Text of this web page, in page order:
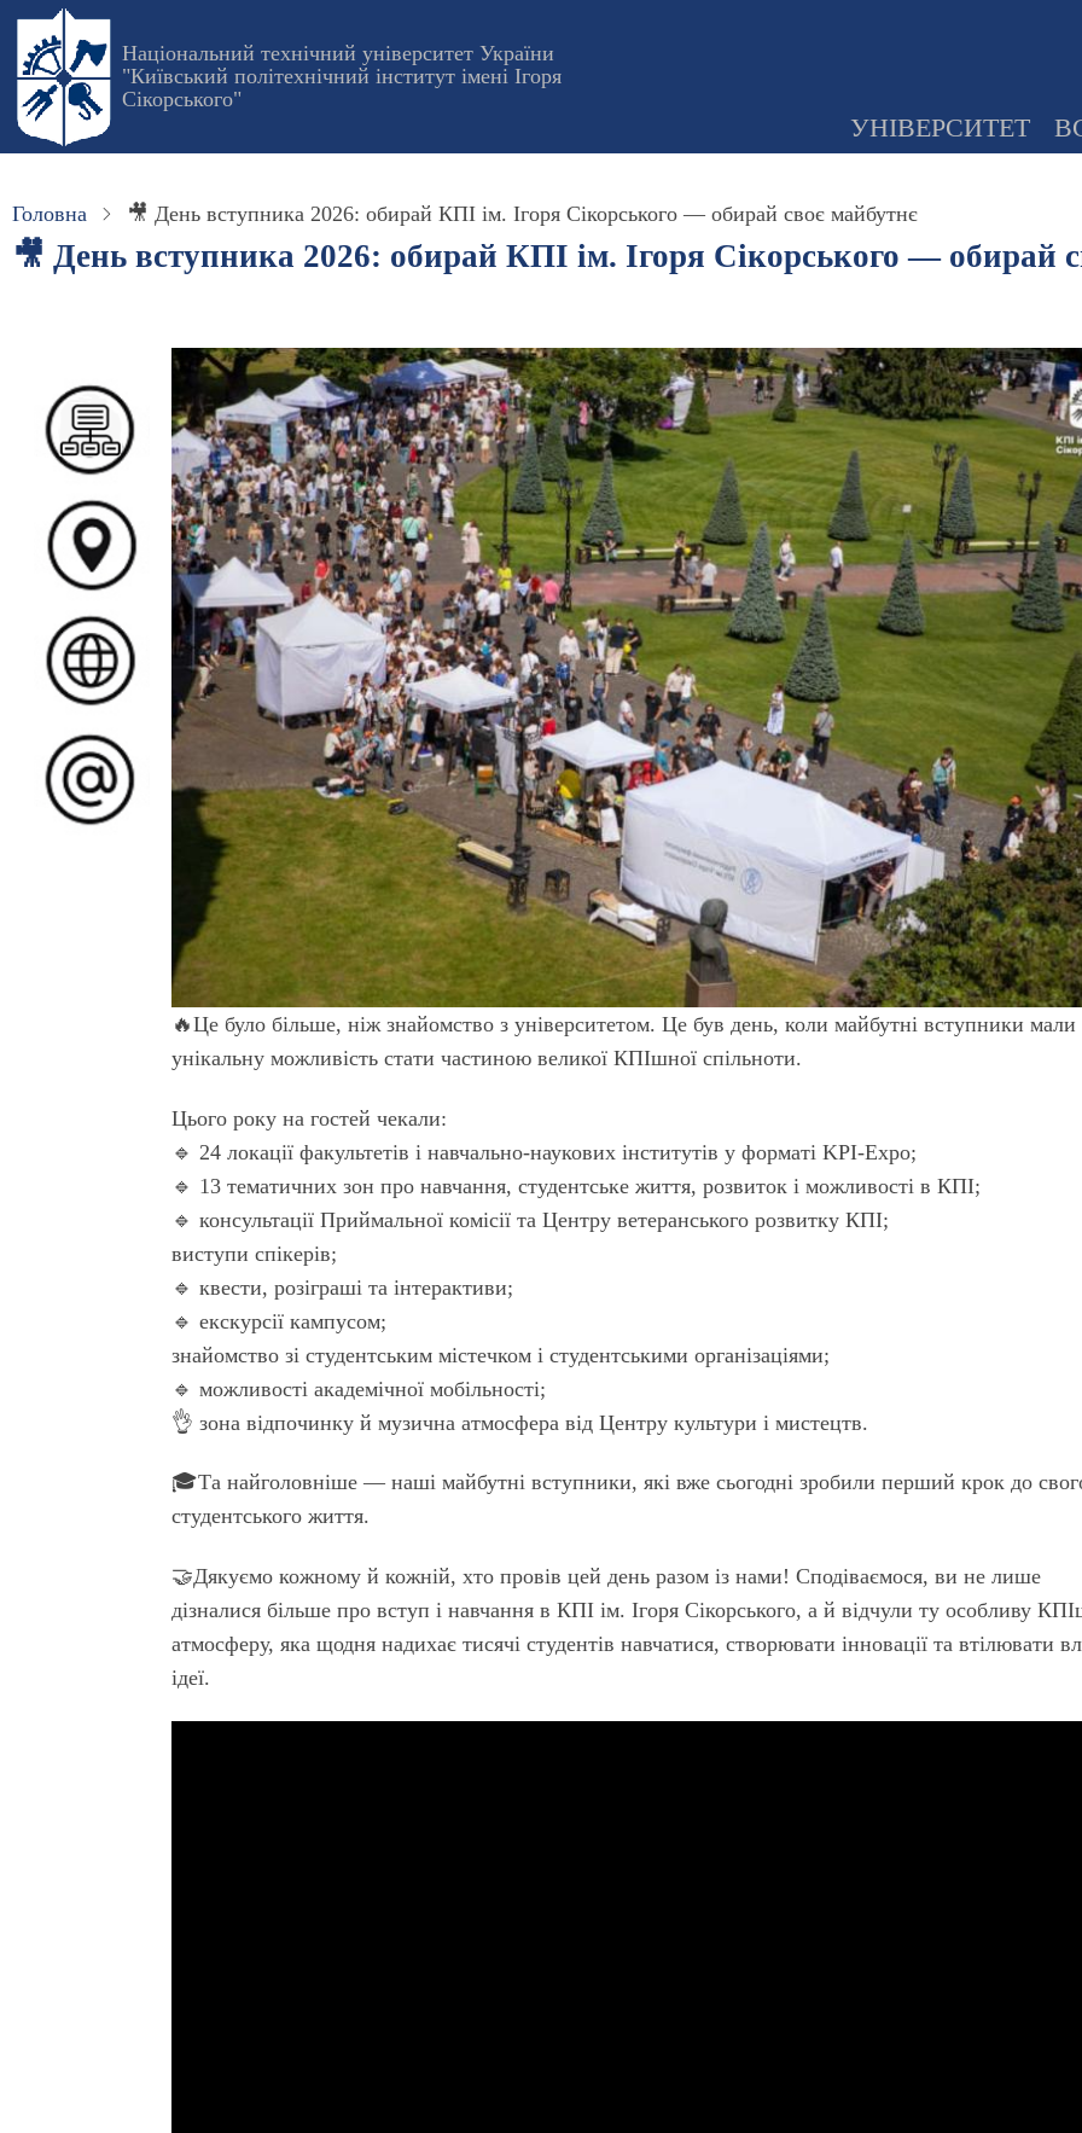
Перейти
основного
вмісту
Національний технічний університет України
"Київський політехнічний інститут імені Ігоря
Сікорського"
УНІВЕРСИТЕТ
Головна 🎥 День вступника 2026: обирай КПІ ім. Ігоря Сікорського — обирай своє майбутнє
🎥 День вступника 2026: обирай КПІ ім. Ігоря Сікорського — обирай
🔥Це було більше, ніж знайомство з університетом. Це був день, коли майбутні вступники мали
унікальну можливість стати частиною великої КПІшної спільноти.
Цього року на гостей чекали:
🔹 24 локації факультетів і навчально-наукових інститутів у форматі KPI-Expo;
🔹 13 тематичних зон про навчання, студентське життя, розвиток і можливості в КПІ;
🔹 консультації Приймальної комісії та Центру ветеранського розвитку КПІ;
виступи спікерів;
🔹 квести, розіграші та інтерактиви;
🔹 екскурсії кампусом;
знайомство зі студентським містечком і студентськими організаціями;
🔹 можливості академічної мобільності;
👌 зона відпочинку й музична атмосфера від Центру культури і мистецтв.
🎓Та найголовніше — наші майбутні вступники, які вже сьогодні зробили перший крок до
студентського життя.
🤝Дякуємо кожному й кожній, хто провів цей день разом із нами! Сподіваємося, ви не лише
дізналися більше про вступ і навчання в КПІ ім. Ігоря Сікорського, а й відчули ту особливу
атмосферу, яка щодня надихає тисячі студентів навчатися, створювати інновації та втілювати
ідеї.